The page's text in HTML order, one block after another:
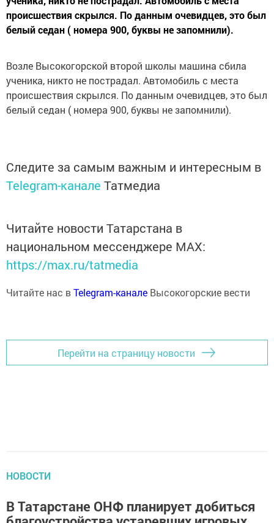
происшествия скрылся. По данным очевидцев, это был
белый седан ( номера 900, буквы не запомнили).
Возле Высокогорской второй школы машина сбила
ученика, никто не пострадал. Автомобиль с места
происшествия скрылся. По данным очевидцев, это был
белый седан ( номера 900, буквы не запомнили).
Следите за самым важным и интересным в
Telegram-канале Татмедиа
Читайте новости Татарстана в
национальном мессенджере MАХ:
https://max.ru/tatmedia
Читайте нас вTelegram-канале Высокогорские вести
Перейти на страницу новости
НОВОСТИ
В Татарстане ОНФ планирует добиться